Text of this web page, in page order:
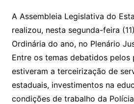
at
s
A
p
p
c
e
b
o
o
k
itt
er
ai
l
A Assembleia Legislativa do
realizou, nesta segunda-feira
Ordinária do ano, no Plenário
Entre os temas debatidos pelos
estiveram a terceirização de
estaduais, investimentos na
condições de trabalho da